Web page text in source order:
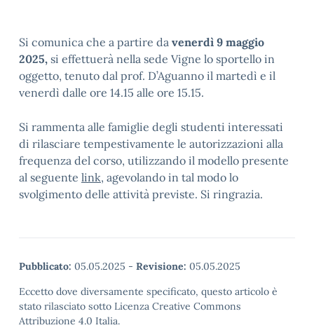
Si comunica che a partire da venerdì 9 maggio
2025, si effettuerà nella sede Vigne lo sportello in
oggetto, tenuto dal prof. D’Aguanno il martedì e il
venerdì dalle ore 14.15 alle ore 15.15.
Si rammenta alle famiglie degli studenti interessati
di rilasciare tempestivamente le autorizzazioni alla
frequenza del corso, utilizzando il modello presente
al seguente link, agevolando in tal modo lo
svolgimento delle attività previste. Si ringrazia.
Pubblicato: 05.05.2025 - Revisione: 05.05.2025
Eccetto dove diversamente specificato, questo articolo è
stato rilasciato sotto Licenza Creative Commons
Attribuzione 4.0 Italia.